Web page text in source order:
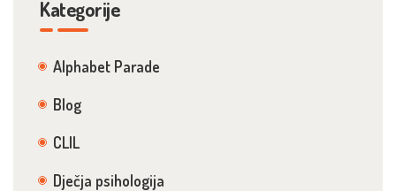
Kategorije
Alphabet Parade
Blog
CLIL
Dječja psihologija